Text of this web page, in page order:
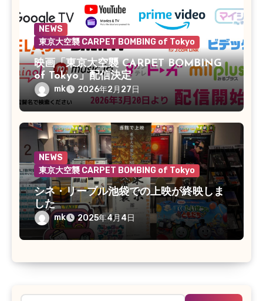
NEWS
東京大空襲 CARPET BOMBING of Tokyo
映画「東京大空襲 CARPET BOMBING
of Tokyo」配信決定
mk 2026年2月27日
NEWS
東京大空襲 CARPET BOMBING of Tokyo
シネ・リーブル池袋での上映が終映しま
した
mk 2025年4月4日